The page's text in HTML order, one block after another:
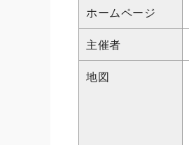
ホームページ
主催者
地図